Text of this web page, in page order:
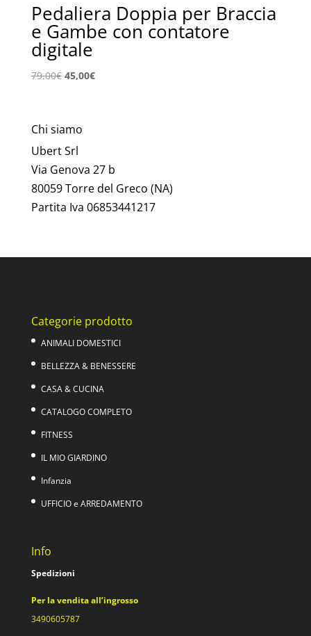
Pedaliera Doppia per Braccia
e Gambe con contatore
digitale
79,00€ Il
45,00€Il
Chi siamo
Ubert Srl
Via Genova 27 b
80059 Torre del Greco (NA)
Partita Iva 06853441217
Categorie prodotto
ANIMALI DOMESTICI
BELLEZZA & BENESSERE
CASA & CUCINA
CATALOGO COMPLETO
FITNESS
IL MIO GIARDINO
Infanzia
UFFICIO e ARREDAMENTO
Info
Spedizioni
Per la vendita all’ingrosso
3490605787